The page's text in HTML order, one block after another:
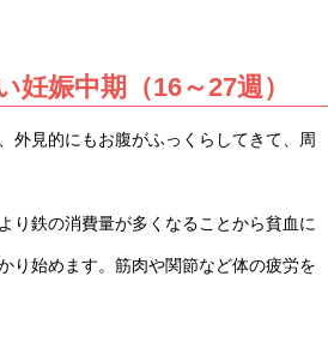
娠中期（16～27週）
外見的にもお腹がふっくらしてきて、周
り鉄の消費量が多くなることから貧血に
り始めます。筋肉や関節など体の疲労を